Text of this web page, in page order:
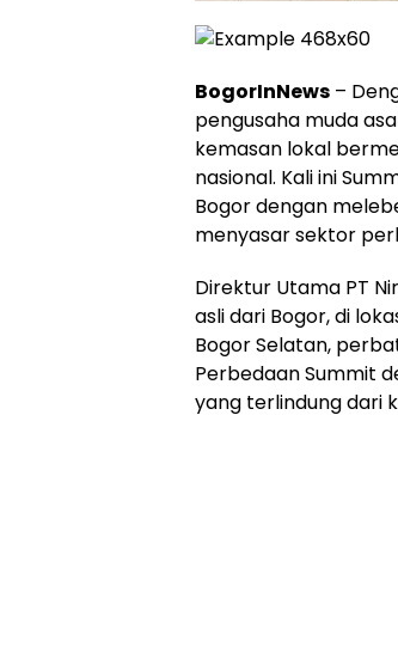
BogorInNews –
pengusaha muda
kemasan lokal
nasional. Kali ini
Bogor dengan
menyasar sektor
Direktur Utama PT
asli dari Bogor, di
Bogor Selatan,
Perbedaan Summit
yang terlindung dari